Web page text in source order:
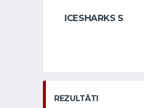
ICESHARKS S
REZULTĀTI